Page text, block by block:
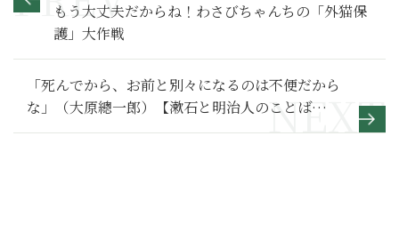
もう大丈夫だからね！わさびちゃんちの「外猫保
護」大作戦
「死んでから、お前と別々になるのは不便だから
な」（大原總一郎）【漱石と明治人のことば
153】